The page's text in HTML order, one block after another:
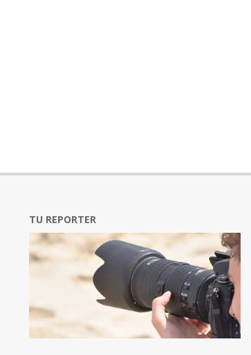
TU REPORTER